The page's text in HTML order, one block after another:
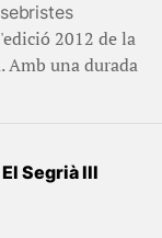
2012 de la
Amb una durada
Segrià III